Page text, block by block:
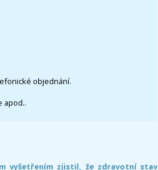
objednání.
apod..
vyšetřením zjistil, že zdravotní stav